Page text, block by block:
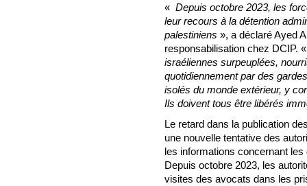
« Depuis octobre 2023, les
leur recours à la détention
palestiniens », a déclaré Ayed
responsabilisation chez DCIP.
israéliennes surpeuplées,
quotidiennement par des
isolés du monde extérieur, y
Ils doivent tous être libérés
Le retard dans la publication
une nouvelle tentative des
les informations concernant
Depuis octobre 2023, les
visites des avocats dans les